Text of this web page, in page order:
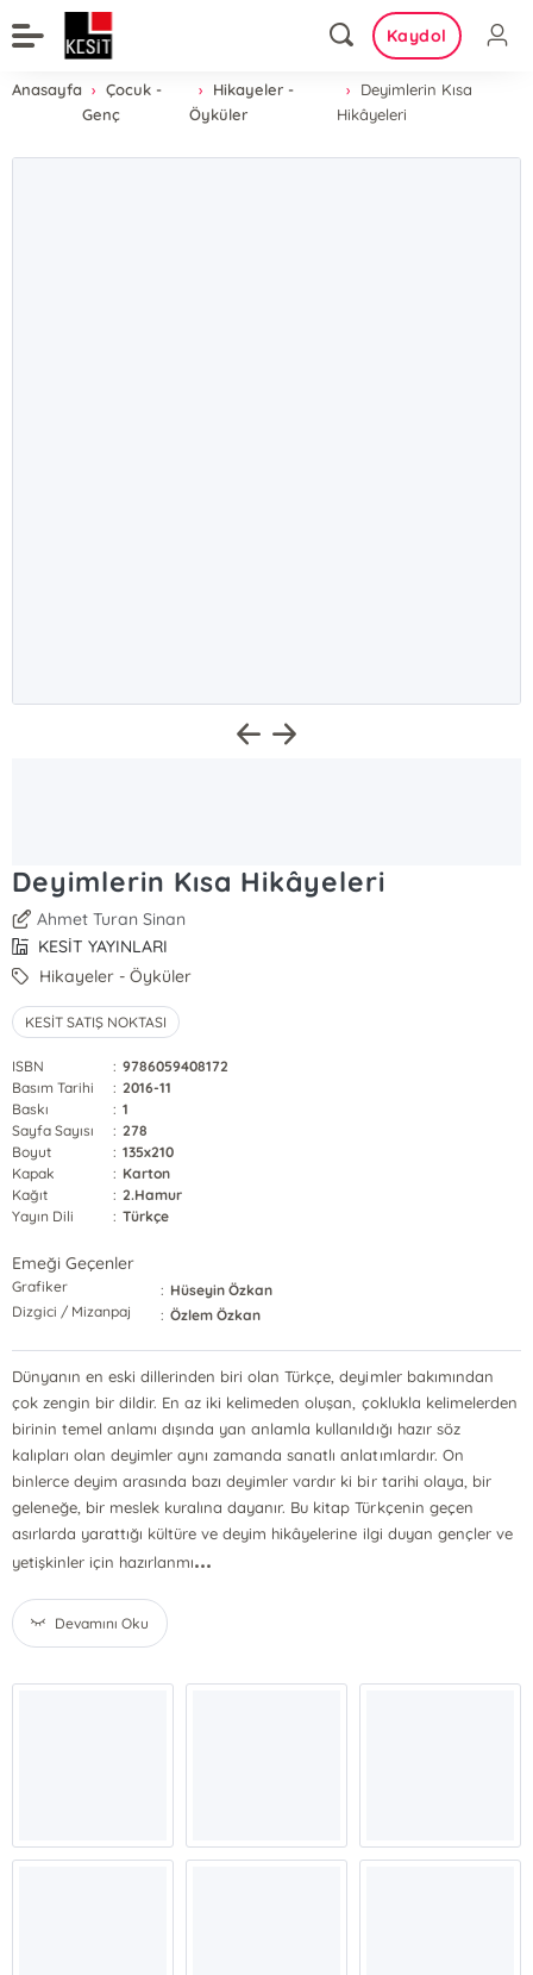
Kaydol
Anasayfa
Çocuk -
Genç
Hikayeler -
Öyküler
Deyimlerin Kısa
Hikâyeleri
Deyimlerin Kısa Hikâyeleri
Ahmet Turan Sinan
KESİT YAYINLARI
Hikayeler - Öyküler
KESİT SATIŞ NOKTASI
ISBN : 9786059408172
Basım Tarihi
: 2016-11
Baskı
: 1
Sayfa Sayısı
: 278
Boyut
: 135x210
Kapak
: Karton
Kağıt
: 2.Hamur
Yayın Dili
: Türkçe
Emeği Geçenler
Grafiker : Hüseyin Özkan
Dizgici / Mizanpaj
: Özlem Özkan
Dünyanın en eski dillerinden biri olan Türkçe, deyimler bakımından
çok zengin bir dildir. En az iki kelimeden oluşan, çoklukla kelimelerden
birinin temel anlamı dışında yan anlamla kullanıldığı hazır söz
kalıpları olan deyimler aynı zamanda sanatlı anlatımlardır. On
binlerce deyim arasında bazı deyimler vardır ki bir tarihi olaya, bir
geleneğe, bir meslek kuralına dayanır. Bu kitap Türkçenin geçen
asırlarda yarattığı kültüre ve deyim hikâyelerine ilgi duyan gençler ve
yetişkinler için hazırlanmı...
Devamını Oku